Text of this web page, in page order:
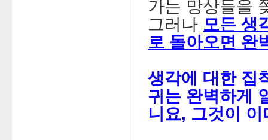
가는 망상들을
그러나 모든 생
로 돌아오면 완
생각에 대한 집
귀는 완벽하게
니요, 그것이